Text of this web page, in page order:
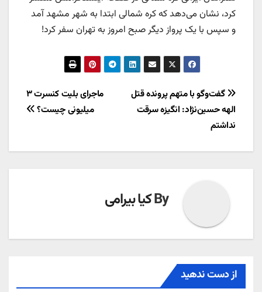
کرد، نشان می‌دهد که کره شمالی ابتدا به شهر مشهد آمد
و سپس با یک پرواز دیگر صبح امروز به تهران سفر کرد!
راهبری
نوشته
ماجرای بلیت کنسرت ۳
میلیونی چیست؟
گفت‌وگو با متهم پرونده قتل
الهه حسین‌‌نژاد: انگیزه سرقت
نداشتم
Byکیا بیرامی
از دست ندهید